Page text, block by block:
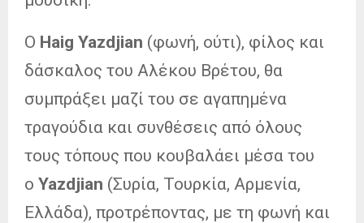
Ο Haig Yazdjian (φωνή, ούτι), φίλος και
δάσκαλος του Αλέκου Βρέτου, θα
συμπράξει μαζί του σε αγαπημένα
τραγούδια και συνθέσεις από όλους
τους τόπους που κουβαλάει μέσα του
ο Yazdjian (Συρία, Τουρκία, Αρμενία,
Ελλάδα), προτρέποντας, με τη φωνή και